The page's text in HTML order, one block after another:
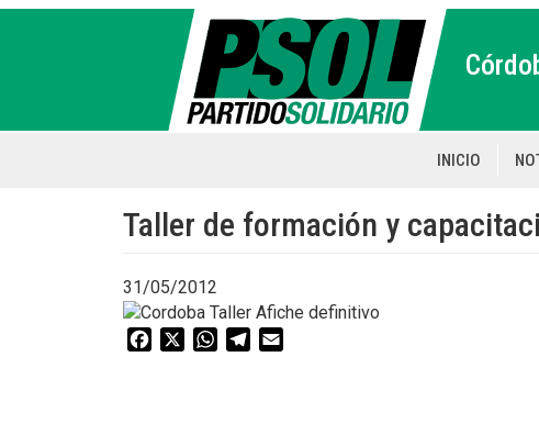
Pasar
navigation
INICIO
Taller de formación y
31/05/2012
Facebook WhatsAppTelegram